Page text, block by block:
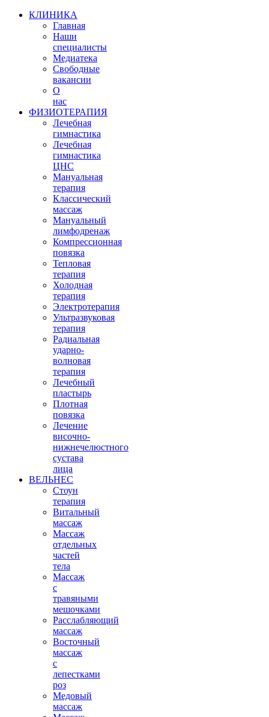
КЛИНИКА
Главная
Наши
специалисты
Медиатека
Свободные
вакансии
О
нас
ФИЗИОТЕРАПИЯ
Лечебная
гимнастика
Лечебная
гимнастика
ЦНС
Мануальная
терапия
Классический
массаж
Мануальный
лимфодренаж
Компрессионная
повязка
Тепловая
терапия
Холодная
терапия
Электротерапия
Ультразвуковая
терапия
Радиальная
ударно-
волновая
терапия
Лечебный
пластырь
Плотная
повязка
Лечение
височно-
нижнечелюстного
сустава
лица
ВЕЛЬНЕС
Стоун
терапия
Витальный
массаж
Массаж
отдельных
частей
тела
Массаж
с
травяными
мешочками
Расслабляющий
массаж
Восточный
массаж
с
лепестками
роз
Медовый
массаж